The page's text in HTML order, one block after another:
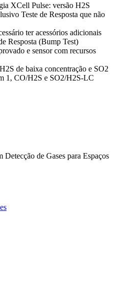
XCell Pulse: versão H2S
Teste de Resposta que não
ter acessórios adicionais
Resposta (Bump Test)
e sensor com recursos
de baixa concentração e SO2
1, CO/H2S e SO2/H2S-LC
de Gases para Espaços